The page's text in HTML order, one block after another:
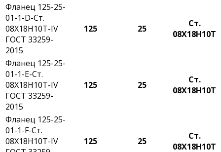
Фланец 125-25-
01-1-D-Ст.
08Х18Н10Т-IV
ГОСТ 33259-
2015
125 25
Ст.
08Х18Н10Т
Фланец 125-25-
01-1-E-Ст.
08Х18Н10Т-IV
ГОСТ 33259-
2015
125 25
Ст.
08Х18Н10Т
Фланец 125-25-
01-1-F-Ст.
08Х18Н10Т-IV
125 25
Ст.
08Х18Н10Т